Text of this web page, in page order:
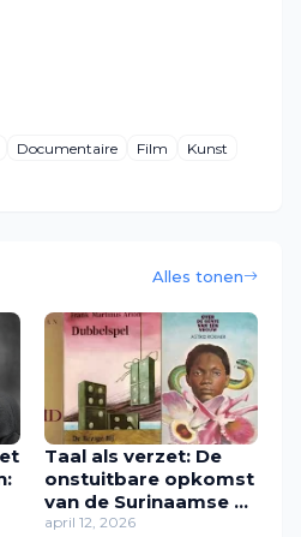
Documentaire Film
Kunst
Alles tonen
Taal als verzet: De
onstuitbare opkomst
van de Surinaamse en
Caribische literatuur
april 12, 2026